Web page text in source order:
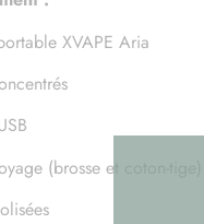
XVAPE Aria
(brosse et coton-tige)